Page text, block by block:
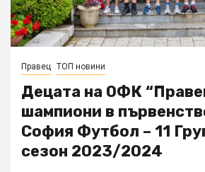
Правец ТОП новини
Децата на ОФК
шампиони в
София Футбол – 11
сезон 2023/2024